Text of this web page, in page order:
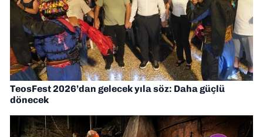
TeosFest 2026’dan gelecek yıla söz: Daha güçlü
dönecek